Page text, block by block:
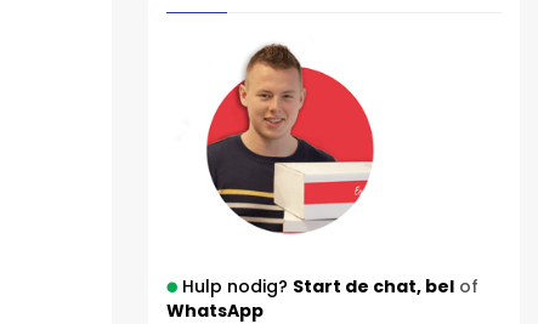
Hulp nodig? Start de chat,belof
WhatsApp